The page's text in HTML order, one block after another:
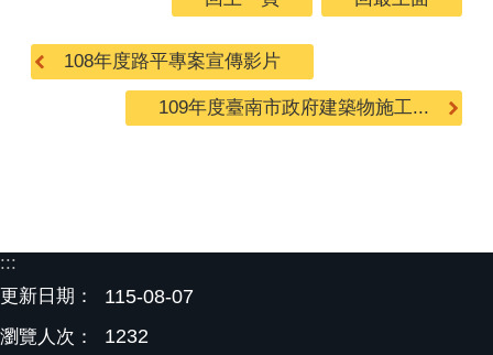
108年度路平專案宣傳影片
109年度臺南市政府建築物施工...
:::
更新日期：
115-08-07
瀏覽人次： 1232